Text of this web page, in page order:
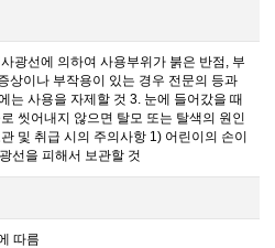
광선에 의하여 사용부위가 붉은 반점, 부
상이나 부작용이 있는 경우 전문의 등과
는 사용을 자제할 것 3. 눈에 들어갔을 때
씻어내지 않으면 탈모 또는 탈색의 원인
및 취급 시의 주의사항 1) 어린이의 손이
선을 피해서 보관할 것
따름